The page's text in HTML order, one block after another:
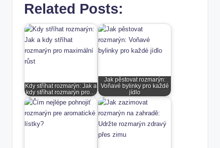
Related Posts:
Kdy stříhat rozmarýn: Jak a
kdy stříhat rozmarýn pro…
Jak pěstovat rozmarýn:
Voňavé bylinky pro každé
jídlo